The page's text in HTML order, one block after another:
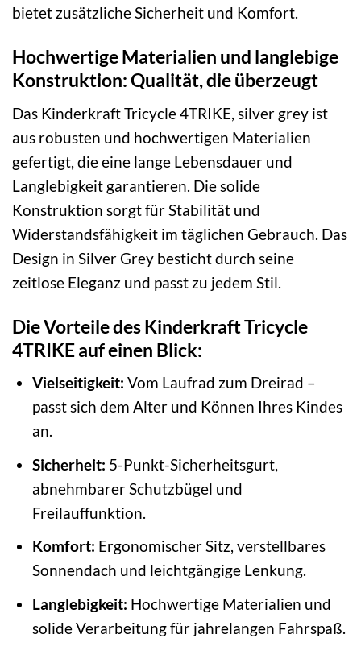
bietet zusätzliche Sicherheit und Komfort.
Hochwertige Materialien und langlebige
Konstruktion: Qualität, die überzeugt
Das Kinderkraft Tricycle 4TRIKE, silver grey ist
aus robusten und hochwertigen Materialien
gefertigt, die eine lange Lebensdauer und
Langlebigkeit garantieren. Die solide
Konstruktion sorgt für Stabilität und
Widerstandsfähigkeit im täglichen Gebrauch. Das
Design in Silver Grey besticht durch seine
zeitlose Eleganz und passt zu jedem Stil.
Die Vorteile des Kinderkraft Tricycle
4TRIKE auf einen Blick:
Vielseitigkeit: Vom Laufrad zum Dreirad –
passt sich dem Alter und Können Ihres Kindes
an.
Sicherheit: 5-Punkt-Sicherheitsgurt,
abnehmbarer Schutzbügel und
Freilauffunktion.
Komfort: Ergonomischer Sitz, verstellbares
Sonnendach und leichtgängige Lenkung.
Langlebigkeit: Hochwertige Materialien und
solide Verarbeitung für jahrelangen Fahrspaß.